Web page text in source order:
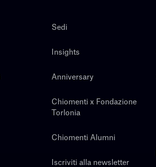
Sedi
Insights
Anniversary
Chiomenti x Fondazione
Torlonia
Chiomenti Alumni
Iscriviti alla newsletter